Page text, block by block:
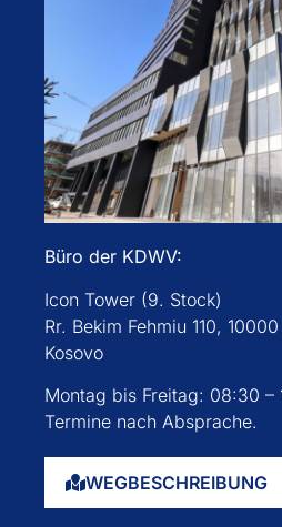
Büro der KDWV:
Icon Tower (9. Stock)
Rr. Bekim Fehmiu 110,
Kosovo
Montag bis Freitag: 08:30 –
Termine nach Absprache.
WEGBESCHREIBUNG